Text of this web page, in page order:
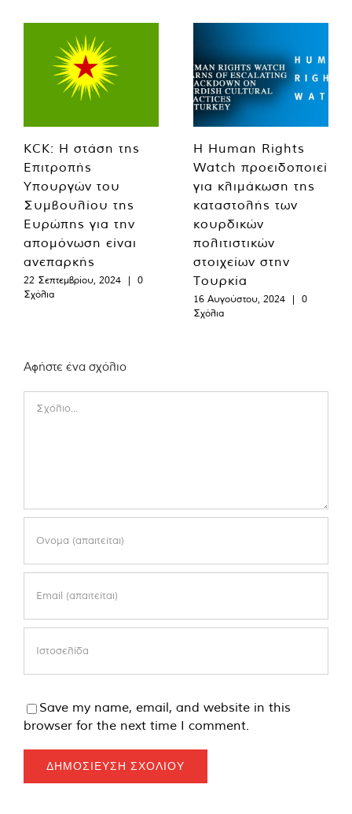
KCK: Η στάση της
Επιτροπής
Υπουργών του
Συμβουλίου της
Ευρώπης για την
απομόνωση είναι
ανεπαρκής
22 Σεπτεμβρίου, 2024 |
0
Σχόλια
Η Human Rights
Watch προειδοποιεί
για κλιμάκωση της
καταστολής των
κουρδικών
πολιτιστικών
στοιχείων στην
Τουρκία
16 Αυγούστου, 2024 |
0
Σχόλια
Αφήστε ένα σχόλιο
Save my name, email, and website in this
browser for the next time I comment.